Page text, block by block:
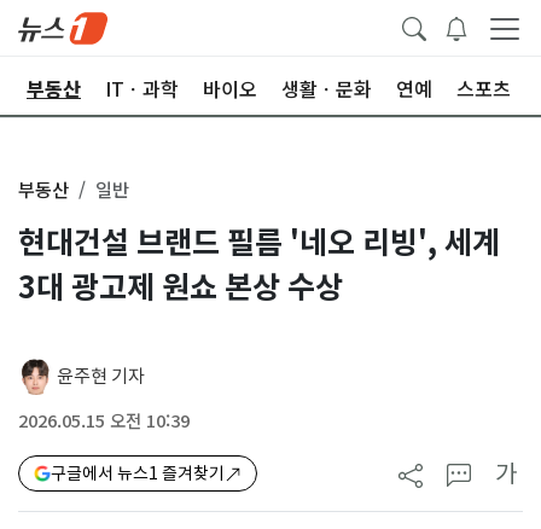
부동산 ITㆍ과학 바이오 생활ㆍ문화 연예 스포츠
부동산 일반
현대건설 브랜드 필름 '네오 리빙', 세계
3대 광고제 원쇼 본상 수상
윤주현 기자
2026.05.15 오전 10:39
구글에서 뉴스1 즐겨찾기 가